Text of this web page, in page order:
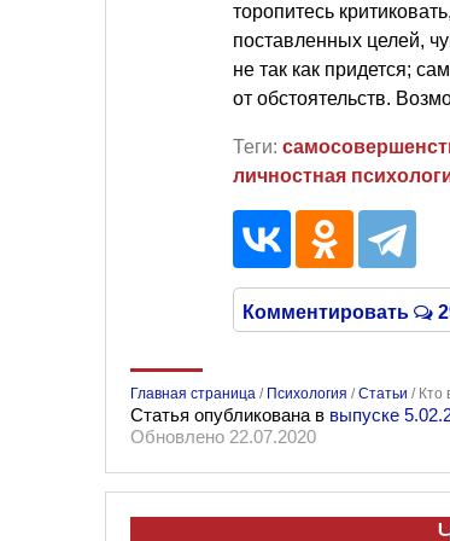
торопитесь
поставленных целей,
не так как придется;
от обстоятельств.
Теги:
личностная
Комментировать
Главная страница / Психология /Статьи / Кто
Статья опубликована в выпуске
Обновлено 22.07.2020